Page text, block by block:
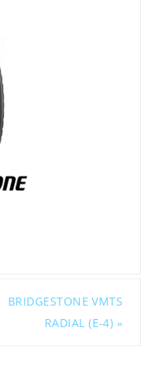
BRIDGESTONE VMTS
RADIAL (E-4) »